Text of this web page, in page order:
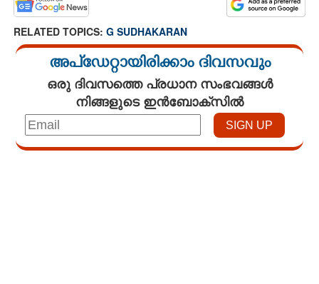
RELATED TOPICS: G SUDHAKARAN
അപ്ഡേറ്റായിരിക്കാം ദിവസവും
ഒരു ദിവസത്തെ പ്രധാന സംഭവങ്ങൾ
നിങ്ങളുടെ ഇൻബോക്സിൽ